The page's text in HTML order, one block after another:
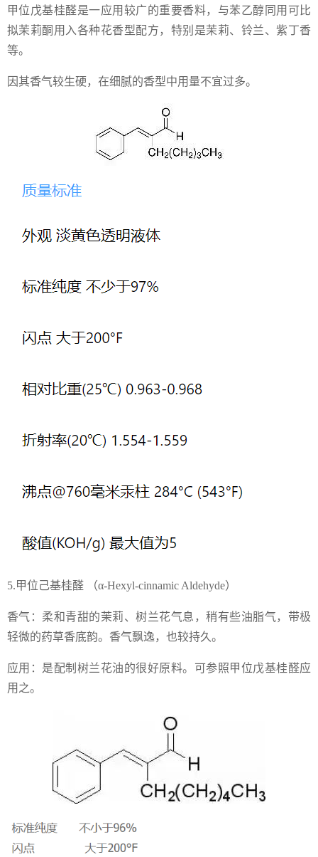
甲位戊基桂醛是一应用较广的重要香料，与苯乙醇同用可比
拟茉莉酮用入各种花香型配方，特别是茉莉、铃兰、紫丁香
等。
因其香气较生硬，在细腻的香型中用量不宜过多。
5.甲位己基桂醛 （α-Hexyl-cinnamic Aldehyde）
香气：柔和青甜的茉莉、树兰花气息，稍有些油脂气，带极
轻微的药草香底韵。香气飘逸，也较持久。
应用：是配制树兰花油的很好原料。可参照甲位戊基桂醛应
用之。